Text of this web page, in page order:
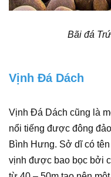
Bãi đá
Vịnh Đá Dách
Vịnh Đá Dách cũng là
nổi tiếng được đông
Bình Hưng. Sở dĩ có
vịnh được bao bọc bởi